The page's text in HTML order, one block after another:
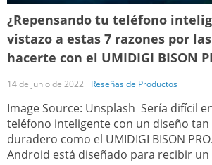
¿Repensando tu teléfono
vistazo a estas 7 razones por
hacerte con el UMIDIGI BISON
14 de junio de 2022 Reseñas de Productos
Image Source: Unsplash ‍ Sería difícil
teléfono inteligente con un diseño
duradero como el UMIDIGI BISON
Android está diseñado para recibir